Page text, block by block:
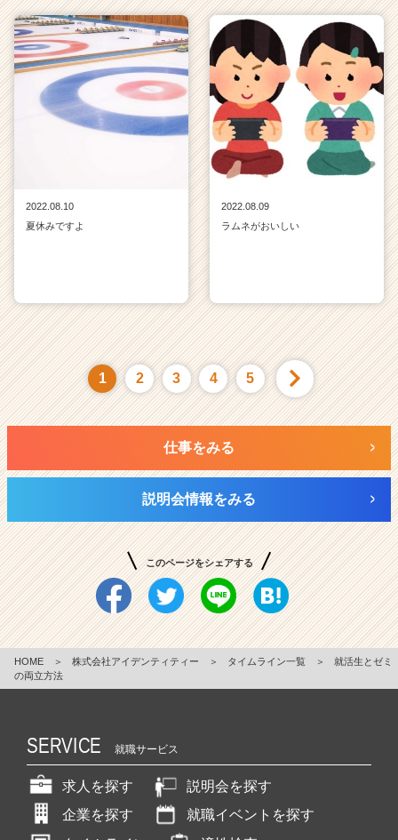
2022.08.10
夏休みですよ
2022.08.09
ラムネがおいしい
1 2 3 4 5
仕事をみる
説明会情報をみる
このページをシェアする
HOME ＞ 株式会社アイデンティティー ＞ タイムライン一覧 ＞
就活生とゼミ
の両立方法
SERVICE 就職サービス
求人を探す
説明会を探す
企業を探す
就職イベントを探す